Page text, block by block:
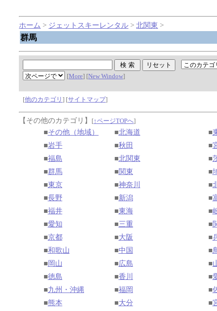
ホーム > ジェットスキーレンタル >北関東 >
群馬
[More] [New Window]
[他のカテゴリ] [サイトマップ]
【その他のカテゴリ】 [↑ページTOPへ]
■その他（地域） ■北海道 ■
■岩手 ■秋田 ■
■福島 ■北関東 ■
■群馬 ■関東 ■
■東京 ■神奈川 ■
■長野 ■新潟 ■
■福井 ■東海 ■
■愛知 ■三重 ■
■京都 ■大阪 ■
■和歌山 ■中国 ■
■ 岡山 ■広島 ■
■徳島 ■香川 ■
■九州・沖縄 ■福岡 ■
■熊本 ■大分 ■